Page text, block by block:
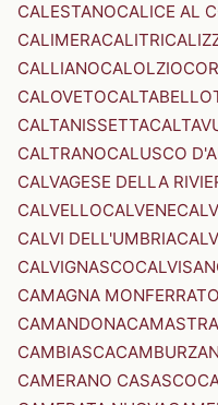
CALESTANOCALICE AL
CALIMERACALITRI
CALLIANO
CALOVETO
CALTANISSETTA
CALTRANOCALUSCO
CALVAGESE DELLA
CALVELLOCALVENE
CALVI DELL'UMBRIA
CALVIGNASCO
CAMAGNA MONFERRATO
CAMANDONACAMASTRA
CAMBIASCA
CAMERANO CASASCO